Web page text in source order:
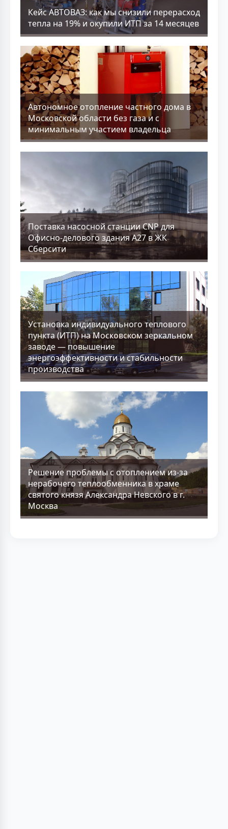
Кейс АВТОВАЗ: как мы снизили перерасход
тепла на 19% и окупили ИТП за 14 месяцев
Aвтономное отопление частного дома в
Московской области без газа и с
минимальным участием владельца
Поставка насосной станции CNP для
Офисно-делового здания А27 в ЖК
Сберсити
Установка индивидуального теплового
пункта (ИТП) на Московском зеркальном
заводе — повышение
энергоэффективности и стабильности
производства
Решение проблемы с отоплением из-за
нерабочего теплообменника в храме
святого князя Александра Невского в г.
Москва